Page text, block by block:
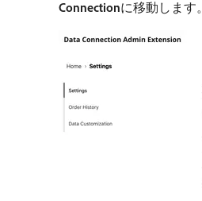
Connection​に移動します。